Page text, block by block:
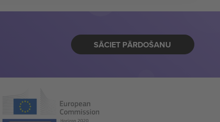
SĀCIET PĀRDOŠANU